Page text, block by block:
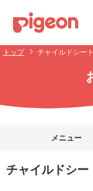
トップ チャイルドシー
メニュー
チャイルドシ